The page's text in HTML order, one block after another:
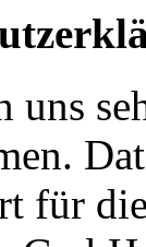
uns
für